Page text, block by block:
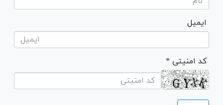
ایمیل
* کد امنیتی